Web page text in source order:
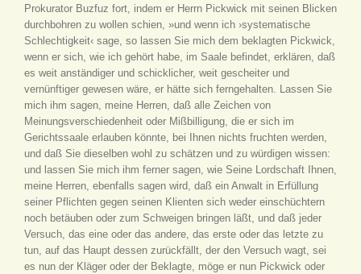
Prokurator Buzfuz fort, indem er Herrn Pickwick mit seinen Blicken
durchbohren zu wollen schien, »und wenn ich ›systematische
Schlechtigkeit‹ sage, so lassen Sie mich dem beklagten Pickwick,
wenn er sich, wie ich gehört habe, im Saale befindet, erklären, daß
es weit anständiger und schicklicher, weit gescheiter und
vernünftiger gewesen wäre, er hätte sich ferngehalten. Lassen Sie
mich ihm sagen, meine Herren, daß alle Zeichen von
Meinungsverschiedenheit oder Mißbilligung, die er sich im
Gerichtssaale erlauben könnte, bei Ihnen nichts fruchten werden,
und daß Sie dieselben wohl zu schätzen und zu würdigen wissen:
und lassen Sie mich ihm ferner sagen, wie Seine Lordschaft Ihnen,
meine Herren, ebenfalls sagen wird, daß ein Anwalt in Erfüllung
seiner Pflichten gegen seinen Klienten sich weder einschüchtern
noch betäuben oder zum Schweigen bringen läßt, und daß jeder
Versuch, das eine oder das andere, das erste oder das letzte zu
tun, auf das Haupt dessen zurückfällt, der den Versuch wagt, sei
es nun der Kläger oder der Beklagte, möge er nun Pickwick oder